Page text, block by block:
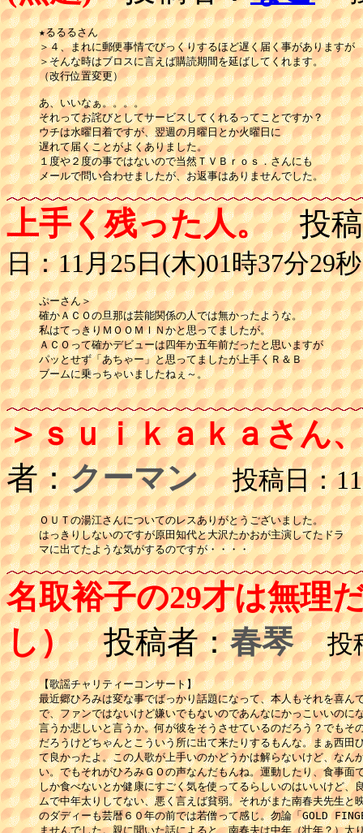
★るるるさん
＞４、まれに郵便事情でびっくりするほど遅く届く事がありま
＞そんな時はブロスに言えば購読期間を延ばしてくれます。
（改行位置変更）
あ、いいなぁ。。。。
それってお詫びとしてサービスしてくれるってことですか？
ウチは水曜日着ですが、翌週の月曜日とか火曜日に
遅れて届くことがよくありました。
１度や２度の事ではないので当然ＴＶＢｒｏｓ．さんにも
上手く残った人。投稿
日：11月25日(木)01時37分29秒
ぷーさん＞
確かＡＣＯの旦那は芸能関係の人では無かったような。
私はてっきりＭＯＯＭＩＮかと思ってましたが。
ＡＣＯって確かデビューは四年か五年前だったと思いますが
パッとせず「あちゃー」と思ってましたが上手くＲ＆Ｂ
ブームに乗っちゃいましたねぇ～。
＞ｓｕｉｋａｋａさん
者：クーマン 投稿日：11
ＯＵＴの湯江さんについてのレスありがとうございました。
はっきりしないのですが原田知代と大沢たかおが主演してたドラ
マに出てたような気がするのですが・・・・
名取裕子の29才は無理
し）投稿者：春琴 投稿
【歌謡チャリティーコンサート】
最近郷ひろみは変な事でばっかり話題になって、本人もそれを喜ん
で、ファンではないけど嫌いでもないのであんなにかっこいいのに
言うか悲しいと言うか。何が彼をそうさせているのだろう？でもそ
だろうけどちゃんとこういう所に出て来たりするもんな。まぁ西田
て良かったよ。この人歌が上手いのかどうかは解らないけど、なん
い。でもそれがひろみＧＯの声なんだもんね。運動したり、食事面
しか食べないとか健康にすごく気を使ってるらしいのはいいけど、
ムで中年太りしてない、悪く言えば貧弱。それがまた南春夫先生と
のダディーも芸暦６０年の前では若僧って感じ。勿論「GOLD
ませんでした。親に聞いた話によると、南春夫は中年（壮年？）太